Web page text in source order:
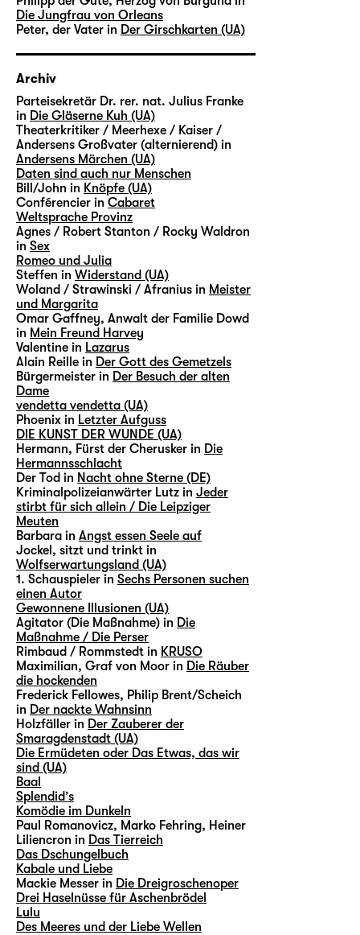
Die Jungfrau von Orleans
Peter, der Vater in Der Girschkarten (UA)
Archiv
Parteisekretär Dr. rer. nat. Julius Franke
in Die Gläserne Kuh (UA)
Theaterkritiker / Meerhexe / Kaiser /
Andersens Großvater (alternierend) in
Andersens Märchen (UA)
Daten sind auch nur Menschen
Bill/John in Knöpfe (UA)
Conférencier in Cabaret
Weltsprache Provinz
Agnes / Robert Stanton / Rocky Waldron
in Sex
Romeo und Julia
Steffen in Widerstand (UA)
Woland / Strawinski / Afranius in Meister
und Margarita
Omar Gaffney, Anwalt der Familie Dowd
in Mein Freund Harvey
Valentine in Lazarus
Alain Reille in Der Gott des Gemetzels
Bürgermeister in Der Besuch der alten
Dame
vendetta vendetta (UA)
Phoenix in Letzter Aufguss
DIE KUNST DER WUNDE (UA)
Hermann, Fürst der Cherusker in Die
Hermannsschlacht
Der Tod in Nacht ohne Sterne (DE)
Kriminalpolizeianwärter Lutz in Jeder
stirbt für sich allein / Die Leipziger
Meuten
Barbara in Angst essen Seele auf
Jockel, sitzt und trinkt in
Wolfserwartungsland (UA)
1. Schauspieler in Sechs Personen suchen
einen Autor
Gewonnene Illusionen (UA)
Agitator (Die Maßnahme) in Die
Maßnahme / Die Perser
Rimbaud / Rommstedt in KRUSO
Maximilian, Graf von Moor in Die Räuber
die hockenden
Frederick Fellowes, Philip Brent/Scheich
in Der nackte Wahnsinn
Holzfäller in Der Zauberer der
Smaragdenstadt (UA)
Die Ermüdeten oder Das Etwas, das wir
sind (UA)
Baal
Splendid’s
Komödie im Dunkeln
Paul Romanovicz, Marko Fehring, Heiner
Liliencron in Das Tierreich
Das Dschungelbuch
Kabale und Liebe
Mackie Messer in Die Dreigroschenoper
Drei Haselnüsse für Aschenbrödel
Lulu
Des Meeres und der Liebe Wellen